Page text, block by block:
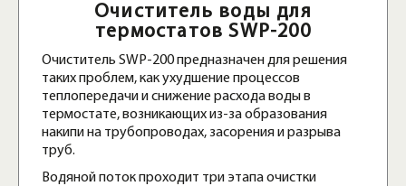
Очиститель воды для
термостатов SWP-200
Очиститель SWP-200 предназначен для решения
таких проблем, как ухудшение процессов
теплопередачи и снижение расхода воды в
термостате, возникающих из-за образования
накипи на трубопроводах, засорения и разрыва
труб.
Водяной поток проходит три этапа очистки